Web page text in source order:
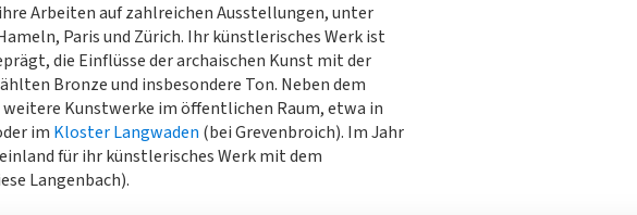
Arbeiten auf zahlreichen Ausstellungen, unter
Paris und Zürich. Ihr künstlerisches Werk ist
die Einflüsse der archaischen Kunst mit der
Bronze und insbesondere Ton. Neben dem
Kunstwerke im öffentlichen Raum, etwa in
im Kloster Langwaden (bei Grevenbroich). Im Jahr
für ihr künstlerisches Werk mit dem
Langenbach).